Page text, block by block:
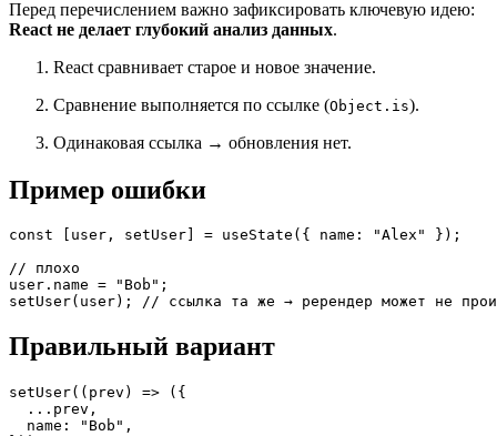
Перед перечислением важно зафиксировать ключевую идею:
React не делает глубокий анализ данных.
React сравнивает старое и новое значение.
Сравнение выполняется по ссылке (Object.is).
Одинаковая ссылка → обновления нет.
Пример ошибки
const [user, setUser] = useState ({ name : "Alex"
});
// плохо
user. name = "Bob"
setUser(user); // ссылка та же → ререндер может не
Правильный вариант
setUser( ( prev ) => ({
  ...prev,
name : "Bob" ,